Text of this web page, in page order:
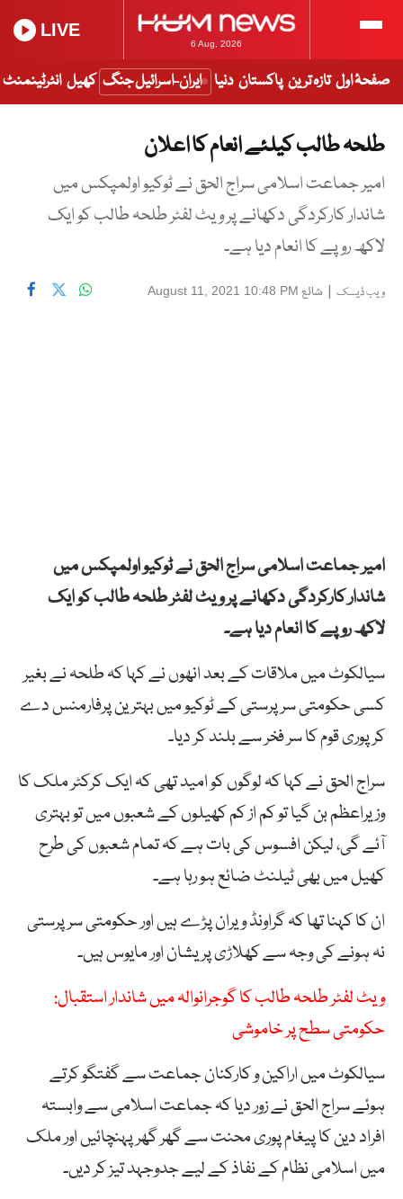
6 Aug, 2026
LIVE
صفحۂ اول تازہ ترین پاکستان دنیا ایران-اسرائیل جنگ کھیل انٹرٹینمنٹ
طلحہ طالب کیلئے انعام کا اعلان
امیر جماعت اسلامی سراج الحق نے ٹوکیو اولمپکس میں
شاندار کارکردگی دکھانے پر ویٹ لفٹر طلحہ طالب کو ایک
لاکھ روپے کا انعام دیا ہے۔
ویب ڈیسک | شائع August 11, 2021 10:48 PM
امیر جماعت اسلامی سراج الحق نے ٹوکیو اولمپکس میں
شاندار کارکردگی دکھانے پر ویٹ لفٹر طلحہ طالب کو ایک
لاکھ روپے کا انعام دیا ہے۔
سیالکوٹ میں ملاقات کے بعد انھوں نے کہا کہ طلحہ نے بغیر
کسی حکومتی سرپرستی کے ٹوکیو میں بہترین پرفارمنس دے
کر پوری قوم کا سر فخر سے بلند کر دیا۔
سراج الحق نے کہا کہ لوگوں کو امید تھی کہ ایک کرکٹر ملک کا
وزیراعظم بن گیا تو کم از کم کھیلوں کے شعبوں میں تو بہتری
آئے گی، لیکن افسوس کی بات ہے کہ تمام شعبوں کی طرح
کھیل میں بھی ٹیلنٹ ضائع ہو رہا ہے۔
ان کا کہنا تھا کہ گراونڈ ویران پڑے ہیں اور حکومتی سرپرستی
نہ ہونے کی وجہ سے کھلاڑی پریشان اور مایوس ہیں۔
ویٹ لفٹر طلحہ طالب کا گوجرانوالہ میں شاندار استقبال:
حکومتی سطح پر خاموشی
سیالکوٹ میں اراکین و کارکنان جماعت سے گفتگو کرتے
ہوئے سراج الحق نے زور دیا کہ جماعت اسلامی سے وابستہ
افراد دین کا پیغام پوری محنت سے گھر گھر پہنچائیں اور ملک
میں اسلامی نظام کے نفاذ کے لیے جدوجہد تیز کر دیں۔